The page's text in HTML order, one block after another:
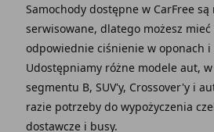
Samochody dostępne w CarFree
serwisowane, dlatego możesz
odpowiednie ciśnienie w oponach i
Udostępniamy różne modele aut,
segmentu B, SUV'y, Crossover'y i
razie potrzeby do wypożyczenia
dostawcze i busy.